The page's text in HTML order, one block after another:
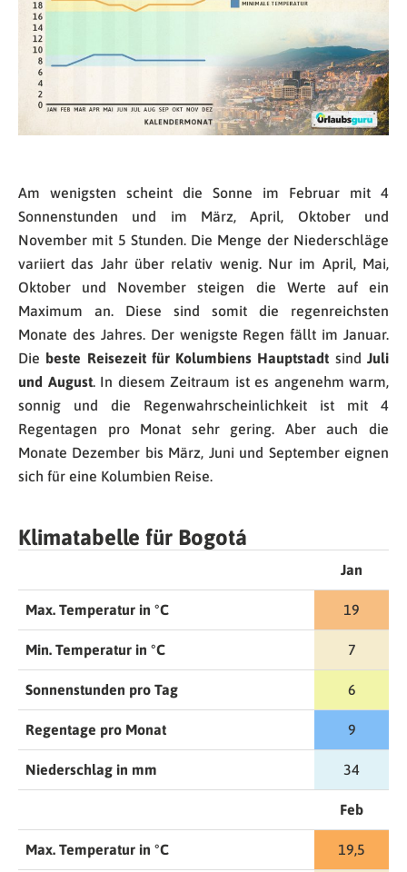
Am wenigsten scheint die Sonne im Februar mit 4
Sonnenstunden und im März, April, Oktober und
November mit 5 Stunden. Die Menge der Niederschläge
variiert das Jahr über relativ wenig. Nur im April, Mai,
Oktober und November steigen die Werte auf ein
Maximum an. Diese sind somit die regenreichsten
Monate des Jahres. Der wenigste Regen fällt im Januar.
Die beste Reisezeit für Kolumbiens Hauptstadt sindJuli
und August. In diesem Zeitraum ist es angenehm warm,
sonnig und die Regenwahrscheinlichkeit ist mit 4
Regentagen pro Monat sehr gering. Aber auch die
Monate Dezember bis März, Juni und September eignen
sich für eine Kolumbien Reise.
Klimatabelle für Bogotá
Jan
Max. Temperatur in °C 19
Min. Temperatur in °C 7
Sonnenstunden pro Tag 6
Regentage pro Monat 9
Niederschlag in mm 34
Feb
Max. Temperatur in °C 19,5